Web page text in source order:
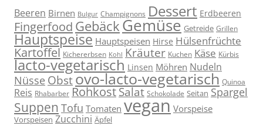
Beeren Birnen Bulgur Champignons Dessert Erdbeeren
Fingerfood Gebäck Gemüse Getreide Grillen
Hauptspeise Hauptspeisen Hirse Hülsenfrüchte
Kartoffel Kichererbsen Kohl Kräuter Kuchen Käse Kürbis
lacto-vegetarisch Linsen Möhren Nudeln
Nüsse Obstovo-lacto-vegetarisch Quinoa
Reis Rhabarber RohkostSalat Schokolade Seitan Spargel
Suppen Tofu Tomaten vegan Vorspeise
Vorspeisen Zucchini Äpfel